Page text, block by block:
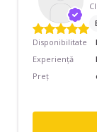
Disponibilitate
Experiență
Preț